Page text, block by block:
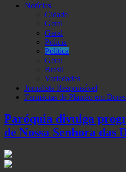
Notícias
Cidade
Geral
Geral
Polícia
Política
Geral
Brasil
Variedades
Jornalista Responsável
Farmácias de Plantão em
Paróquia divulga
de Nossa Senhora das